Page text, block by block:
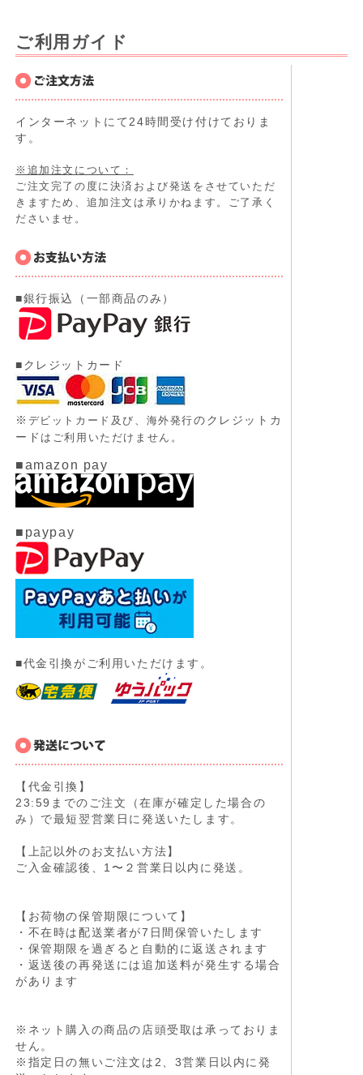
ご利用ガイド
インターネットにて24時間受け付けておりま
す。
※追加注文について：
ご注文完了の度に決済および発送をさせていただ
きますため、追加注文は承りかねます。ご了承く
ださいませ。
■銀行振込（一部商品のみ）
■クレジットカード
※ デビットカード及び、 海外発行のクレジットカ
ード はご利用いただけません。
■amazon pay
■paypay
■代金引換がご利用いただけます。
【代金引換】
23:59までのご注文（在庫が確定した場合の
み）で最短翌営業日に発送いたします。
【上記以外のお支払い方法】
ご入金確認後、1〜２営業日以内に発送。
【お荷物の保管期限について】
・不在時は配送業者が7日間保管いたします
・保管期限を過ぎると自動的に返送されます
・返送後の再発送には追加送料が発生する場合
があります
※ネット購入の商品の店頭受取は承っておりま
せん。
※指定日の無いご注文は2、3営業日以内に発